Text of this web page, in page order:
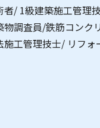
者/ 1級建築施工管理
物調査員/鉄筋コンク
施工管理技士/ リフォ